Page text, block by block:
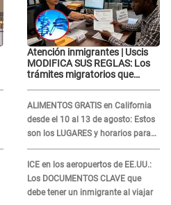
Atención inmigrantes | Uscis
MODIFICA SUS REGLAS: Los
trámites migratorios que
ALIMENTOS GRATIS en California
desde el 10 al 13 de agosto: Estos
son los LUGARES y horarios para
recibir la ayuda
ICE en los aeropuertos de EE.UU.:
Los DOCUMENTOS CLAVE que
debe tener un inmigrante al viajar